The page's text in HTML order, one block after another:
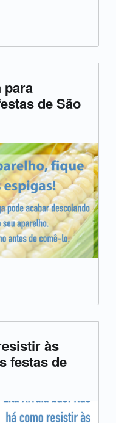
para
de São
às
festas de